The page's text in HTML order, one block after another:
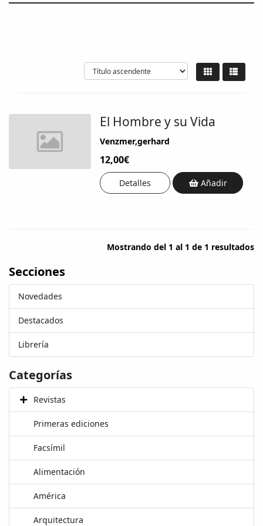
El Hombre y su Vida
Venzmer,gerhard
12,00€
Detalles Añadir
Mostrando del 1 al 1 de 1 resultados
Secciones
Novedades
Destacados
Librería
Categorías
Revistas
Primeras ediciones
Facsímil
Alimentación
América
Arquitectura